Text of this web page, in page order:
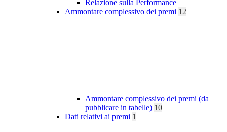
Relazione sulla Performance
Ammontare complessivo dei premi 12
Ammontare complessivo dei premi (da
pubblicare in tabelle) 10
Dati relativi ai premi 1